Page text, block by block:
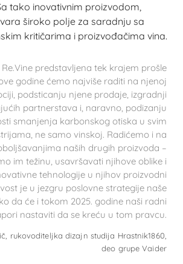
tako inovativnim proizvodom,
široko polje za saradnju sa
kritičarima i proizvođačima vina.
predstavljena tek krajem prošle
godine ćemo najviše raditi na njenoj
podsticanju njene prodaje, izgradnji
partnerstava i, naravno, podizanju
smanjenja karbonskog otiska u svim
ne samo vinskoj. Radićemo i na
naših drugih proizvoda –
im težinu, usavršavati njihove oblike i
tehnologije u njihov proizvodni
je u jezgru poslovne strategije naše
da će i tokom 2025. godine naši radni
nastaviti da se kreću u tom pravcu.
rukovoditeljka dizajn studija Hrastnik1860,
deo grupe Vaider